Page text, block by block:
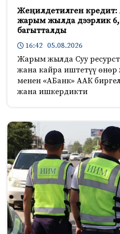
Жеңилдетилген кредит:
жарым жылда дээрлик
багытталды
16:42 05.08.2026
Жарым жылда Суу
жана кайра иштетүү
менен «АБанк» ААК
жана ишкердикти